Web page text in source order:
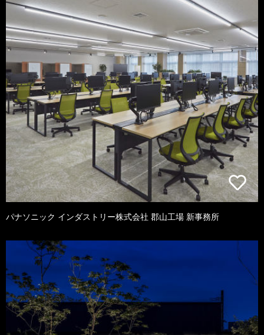
パナソニック インダストリー株式会社 郡山工場 新事務所